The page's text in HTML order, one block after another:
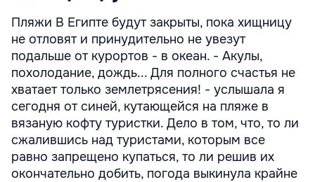
Пляжи В Египте будут закрыты, пока хищницу
не отловят и принудительно не увезут
подальше от курортов - в океан. - Акулы,
похолодание, дождь... Для полного счастья не
хватает только землетрясения! - услышала я
сегодня от синей, кутающейся на пляже в
вязаную кофту туристки. Дело в том, что, то ли
сжалившись над туристами, которым все
равно запрещено купаться, то ли решив их
окончательно добить, погода выкинула крайне